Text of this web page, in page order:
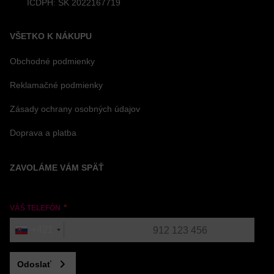
IČDPH: SK 2022167719
VŠETKO K NÁKUPU
Obchodné podmienky
Reklamačné podmienky
Zásady ochrany osobných údajov
Doprava a platba
ZAVOLÁME VÁM SPÄŤ
VÁŠ TELEFÓN
Odoslať